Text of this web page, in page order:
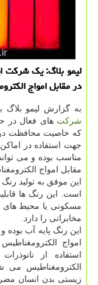
لیمو بلاگ: یك شركت
در مقابل امواج
به گزارش لیمو بلاگ
شركت های فعال در
كه خاصیت محافظت در
جهت استفاده در
مناسب بوده و می
مقابل امواج
این موفق به تولید
است. این رنگ ها
مسكونی یا محیط های
مخابراتی را دارد.
این رنگ پایه آب
استفاده از
الكترومغناطیس می
زیستی بدن انسان